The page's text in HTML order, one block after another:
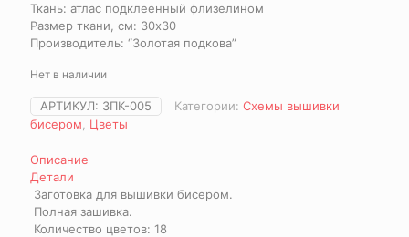
Ткань: атлас подклеенный флизелином
Размер ткани, см: 30х30
Производитель: “Золотая подкова”
Нет в наличии
АРТИКУЛ: ЗПК-005 Категории: Схемы вышивки
бисером
Цветы
Описание
Детали
Заготовка для вышивки бисером.
Полная зашивка.
Количество цветов: 18